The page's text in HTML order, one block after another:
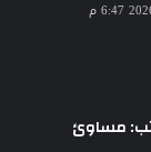
مساوئ